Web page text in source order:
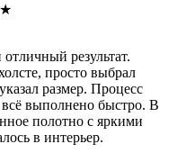
★
результат.
просто выбрал
размер. Процесс
всё выполнено быстро. В
полотно с яркими
в интерьер.